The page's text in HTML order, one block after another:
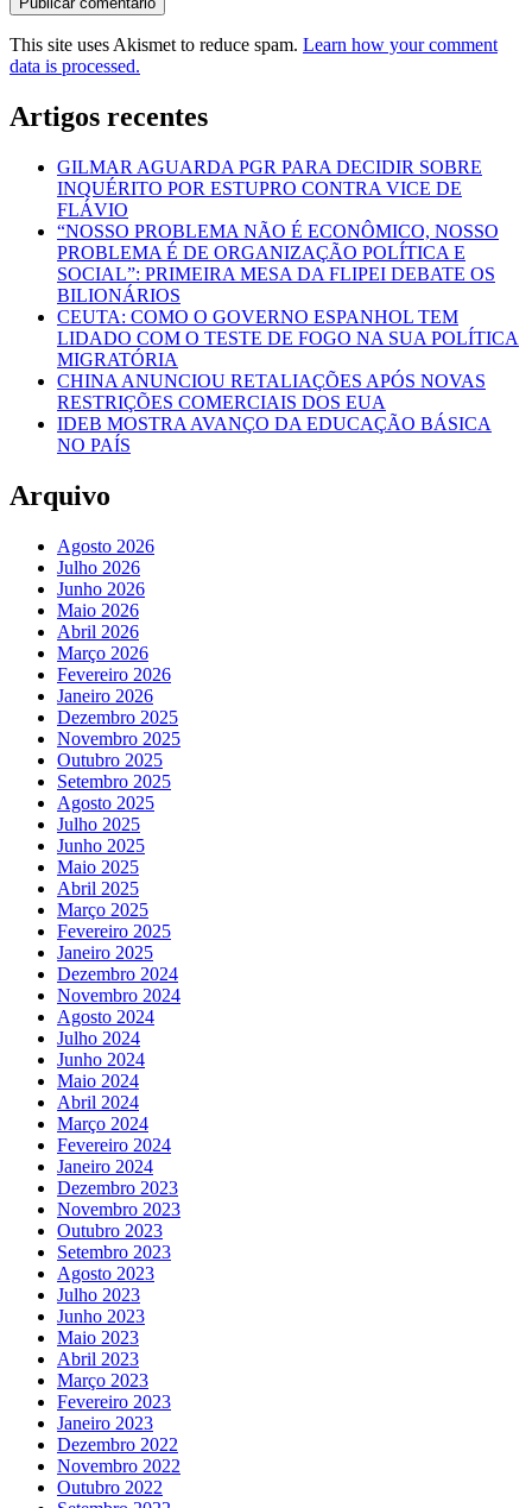
This site uses Akismet to reduce spam. Learn how your comment
data is processed.
Artigos recentes
GILMAR AGUARDA PGR PARA DECIDIR SOBRE
INQUÉRITO POR ESTUPRO CONTRA VICE DE
FLÁVIO
“NOSSO PROBLEMA NÃO É ECONÔMICO, NOSSO
PROBLEMA É DE ORGANIZAÇÃO POLÍTICA E
SOCIAL”: PRIMEIRA MESA DA FLIPEI DEBATE OS
BILIONÁRIOS
CEUTA: COMO O GOVERNO ESPANHOL TEM
LIDADO COM O TESTE DE FOGO NA SUA POLÍTICA
MIGRATÓRIA
CHINA ANUNCIOU RETALIAÇÕES APÓS NOVAS
RESTRIÇÕES COMERCIAIS DOS EUA
IDEB MOSTRA AVANÇO DA EDUCAÇÃO BÁSICA
NO PAÍS
Arquivo
Agosto 2026
Julho 2026
Junho 2026
Maio 2026
Abril 2026
Março 2026
Fevereiro 2026
Janeiro 2026
Dezembro 2025
Novembro 2025
Outubro 2025
Setembro 2025
Agosto 2025
Julho 2025
Junho 2025
Maio 2025
Abril 2025
Março 2025
Fevereiro 2025
Janeiro 2025
Dezembro 2024
Novembro 2024
Agosto 2024
Julho 2024
Junho 2024
Maio 2024
Abril 2024
Março 2024
Fevereiro 2024
Janeiro 2024
Dezembro 2023
Novembro 2023
Outubro 2023
Setembro 2023
Agosto 2023
Julho 2023
Junho 2023
Maio 2023
Abril 2023
Março 2023
Fevereiro 2023
Janeiro 2023
Dezembro 2022
Novembro 2022
Outubro 2022